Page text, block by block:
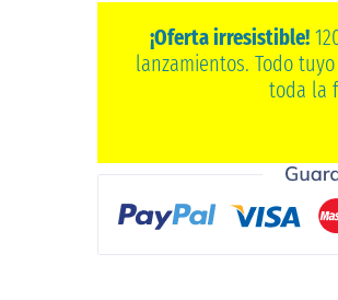
¡Oferta irresistible!
lanzamientos. Todo
toda la